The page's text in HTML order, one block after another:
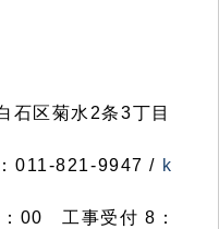
区菊水2条3丁目
011-821-9947 / k
00 工事受付 8：